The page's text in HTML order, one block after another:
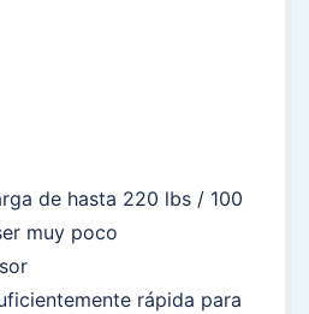
de hasta 220 lbs / 100
muy poco
rápida para